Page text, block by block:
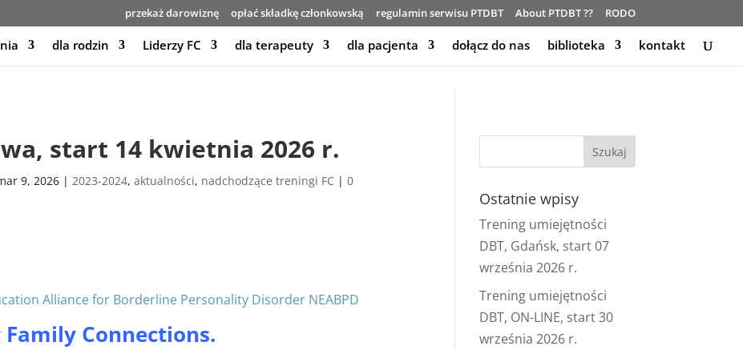
przekaż darowiznę opłać składkę członkowską regulamin serwisu PTDBT About PTDBT ?? RODO
dla rodzin Liderzy FC dla terapeuty dla pacjenta dołącz do nas biblioteka kontakt
start 14 kwietnia 2026 r.
9, 2026 |2023-2024,aktualności, nadchodzące treningi FC |0
Family Connections.
Ostatnie wpisy
Trening umiejętności
DBT, Gdańsk, start 07
września 2026 r.
Trening umiejętności
DBT, ON-LINE, start 30
września 2026 r.